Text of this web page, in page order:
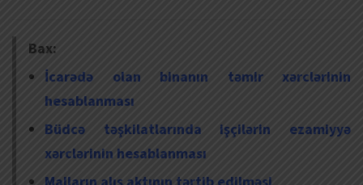
Bax:
İcarədə olan binanın təmir xərclərinin
hesablanması
Büdcə təşkilatlarında işçilərin ezamiyyə
xərclərinin hesablanması
Malların alış aktının tərtib edilməsi